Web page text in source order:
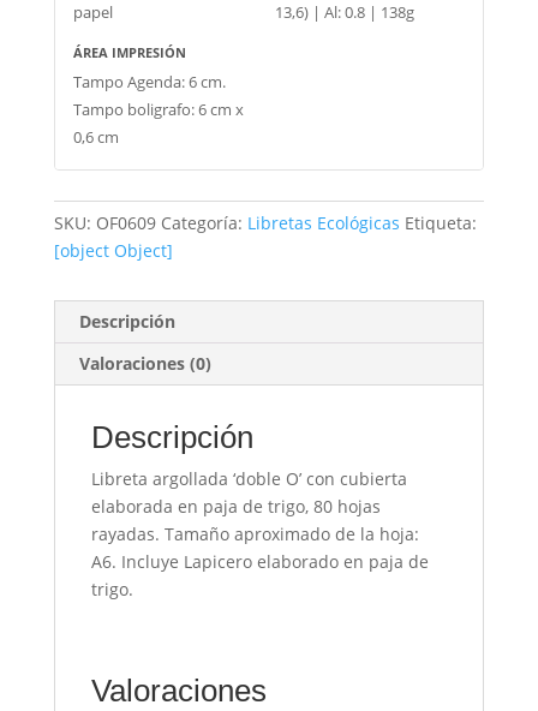
papel
13,6) | Al: 0.8 | 138g
ÁREA IMPRESIÓN
Tampo Agenda: 6 cm.
Tampo boligrafo: 6 cm x
0,6 cm
SKU: OF0609 Categoría: Libretas Ecológicas Etiqueta:
[object Object]
Descripción
Valoraciones (0)
Descripción
Libreta argollada ‘doble O’ con cubierta
elaborada en paja de trigo, 80 hojas
rayadas. Tamaño aproximado de la hoja:
A6. Incluye Lapicero elaborado en paja de
trigo.
Valoraciones